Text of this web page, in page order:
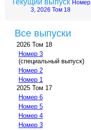
Текущий выпуск Номер
3, 2026 Том 18
Все выпуски
2026 Том 18
Номер 3
(специальный выпуск)
Номер 2
Номер 1
2025 Том 17
Номер 6
Номер 5
Номер 4
Номер 3